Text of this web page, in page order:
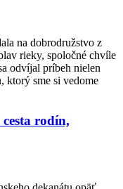
na dobrodružstvo z
rieky, spoločné chvíle
odvíjal príbeh nielen
ktorý sme si vedome
rodín,